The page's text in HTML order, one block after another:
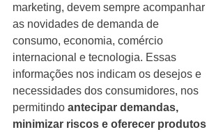
marketing, devem sempre acompanhar
as novidades de demanda de
consumo, economia, comércio
internacional e tecnologia. Essas
informações nos indicam os desejos e
necessidades dos consumidores, nos
permitindo antecipar demandas,
minimizar riscos e oferecer produtos